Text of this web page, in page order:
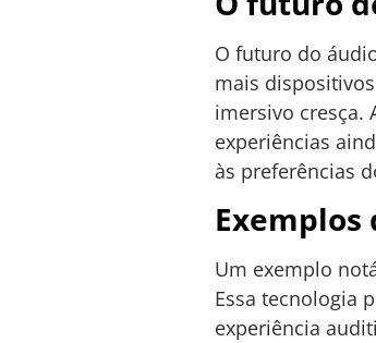
O futuro do
mais
imersivo cresça.
experiências
às preferências
Um exemplo
Essa tecnologia
experiência